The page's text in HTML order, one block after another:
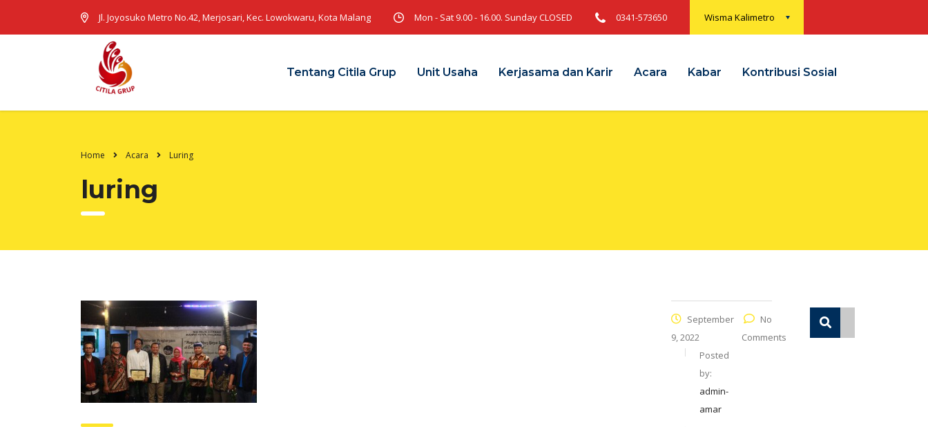
Wisma Kalimetro
Jl. Joyosuko Metro No.42, Merjosari, Kec. Lowokwaru, Kota Malang Mon - Sat 9.00 - 16.00. Sunday CLOSED 0341-573650
Tentang Citila Grup Unit Usaha Kerjasama dan Karir Acara Kabar Kontribusi Sosial
Home Acara Luring
luring
September
9, 2022
Posted
by:
admin-
amar
No
Comments